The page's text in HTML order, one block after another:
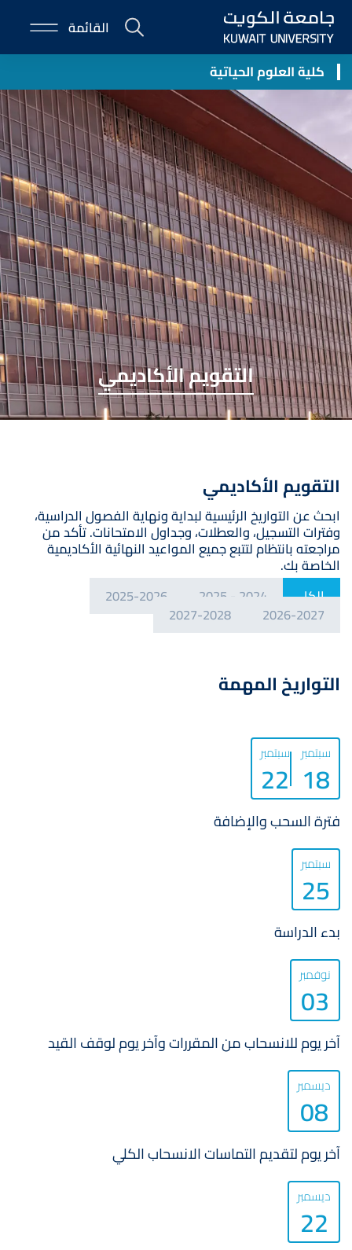
Skip
main
content
E-
Portal
القائمة
كلية العلوم الحياتية
التقويم الأكاديمي
التقويم الأكاديمي
ابحث عن التواريخ الرئيسية لبداية ونهاية الفصول الدراسية،
وفترات التسجيل، والعطلات، وجداول الامتحانات. تأكد من
مراجعته بانتظام لتتبع جميع المواعيد النهائية الأكاديمية
الخاصة بك.
الكل
2024 - 2025
2025-2026
2026-2027
2027-2028
التواريخ المهمة
سبتمبر
18
سبتمبر
22
فترة السحب والإضافة
سبتمبر
25
بدء الدراسة
نوفمبر
03
آخر يوم للانسحاب من المقررات وآخر يوم لوقف القيد
ديسمبر
08
آخر يوم لتقديم التماسات الانسحاب الكلي
ديسمبر
22